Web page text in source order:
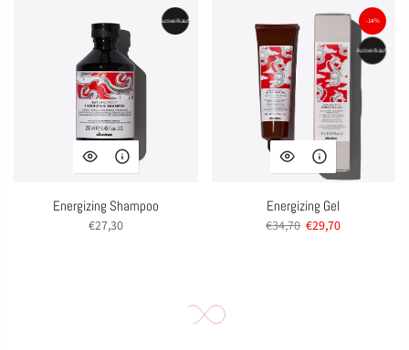
Ausverkauft
Energizing Shampoo
€27,30
-14%
Ausverkauft
Energizing Gel
€34,70 €29,70